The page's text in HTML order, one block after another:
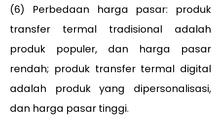
(6) Perbedaan harga pasar: produk
transfer termal tradisional adalah
produk populer, dan harga pasar
rendah; produk transfer termal digital
adalah produk yang dipersonalisasi,
dan harga pasar tinggi.